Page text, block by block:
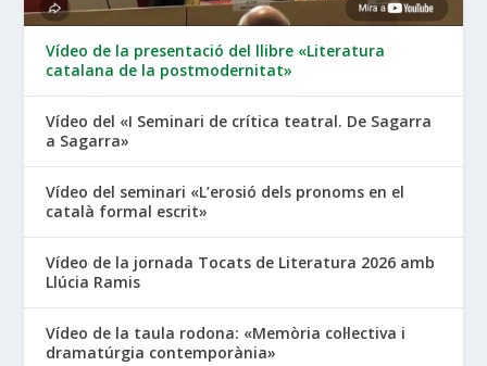
Vídeo de la presentació del llibre «Literatura
catalana de la postmodernitat»
Vídeo del «I Seminari de crítica teatral. De Sagarra
a Sagarra»
Vídeo del seminari «L’erosió dels pronoms en el
català formal escrit»
Vídeo de la jornada Tocats de Literatura 2026 amb
Llúcia Ramis
Vídeo de la taula rodona: «Memòria col·lectiva i
dramatúrgia contemporània»